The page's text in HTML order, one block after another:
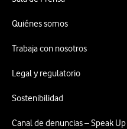
Quiénes somos
Trabaja con nosotros
Legal y regulatorio
Sostenibilidad
Canal de denuncias – Speak Up